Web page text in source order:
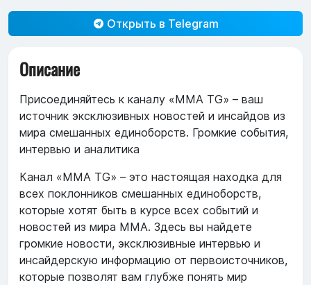
Открыть в Telegram
Описание
Присоединяйтесь к каналу «MMA TG» – ваш
источник эксклюзивных новостей и инсайдов из
мира смешанных единоборств. Громкие события,
интервью и аналитика
Канал «MMA TG» – это настоящая находка для
всех поклонников смешанных единоборств,
которые хотят быть в курсе всех событий и
новостей из мира ММА. Здесь вы найдете
громкие новости, эксклюзивные интервью и
инсайдерскую информацию от первоисточников,
которые позволят вам глубже понять мир